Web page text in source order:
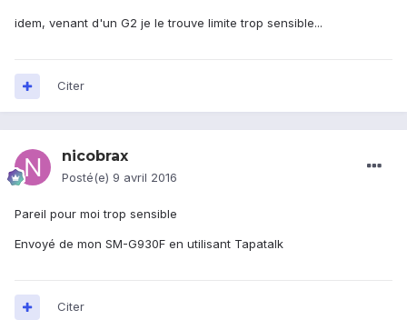
idem, venant d'un G2 je le trouve limite trop sensible...
Citer
nicobrax
Posté(e) 9 avril 2016
Pareil pour moi trop sensible
Envoyé de mon SM-G930F en utilisant Tapatalk
Citer